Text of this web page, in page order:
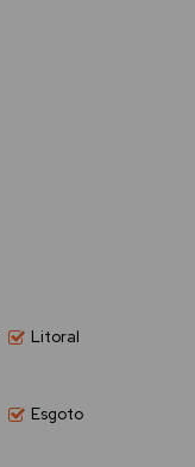
Litoral
Esgoto